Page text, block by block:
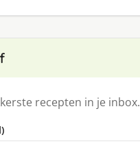
recepten in je inbox.